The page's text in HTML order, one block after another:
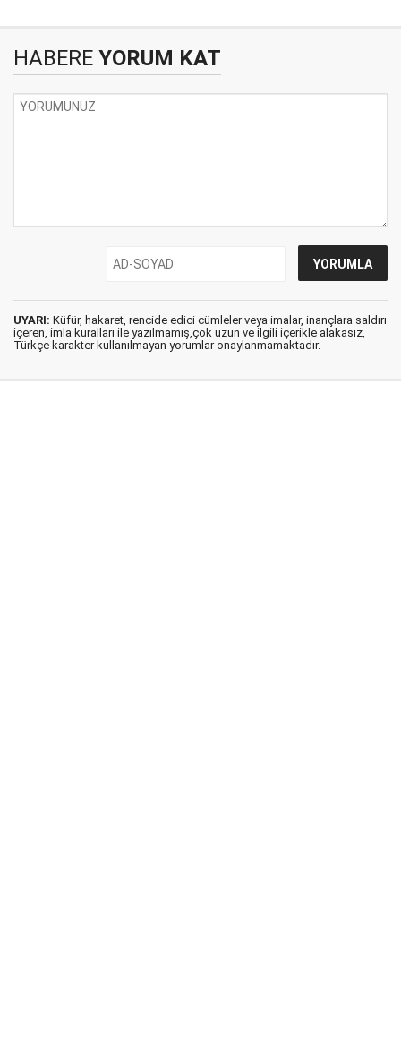
HABERE YORUM KAT
UYARI: Küfür, hakaret, rencide edici cümleler veya imalar, inançlara saldırı
içeren, imla kuralları ile yazılmamış,çok uzun ve ilgili içerikle alakasız,
Türkçe karakter kullanılmayan yorumlar onaylanmamaktadır.